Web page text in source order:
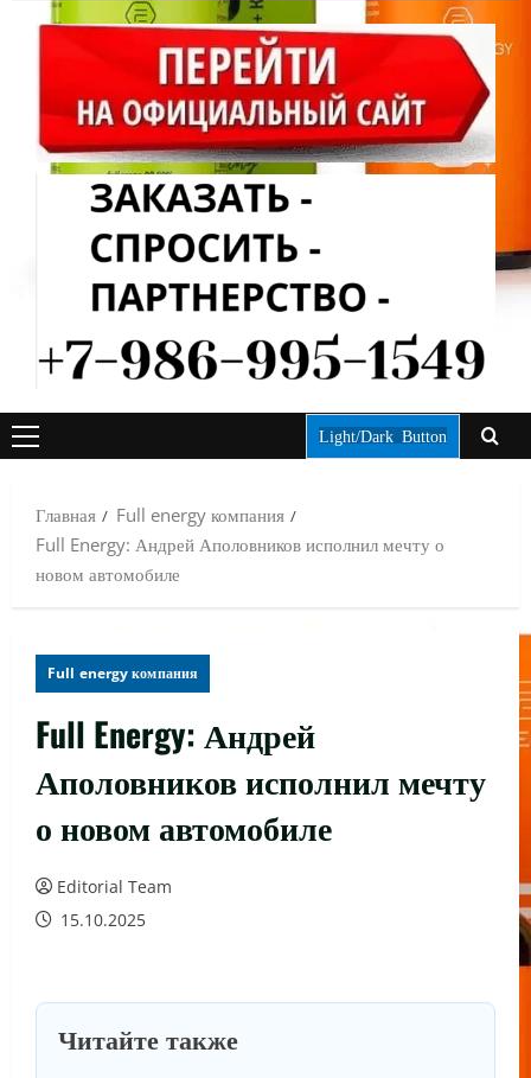
ОСНОВНОЕ
Light/Dark Button
Главная
Full energy компания
Full Energy: Андрей Аполовников исполнил мечту о
новом автомобиле
Full energy компания
Full Energy: Андрей
Аполовников исполнил мечту
о новом автомобиле
Editorial Team
15.10.2025
Читайте также